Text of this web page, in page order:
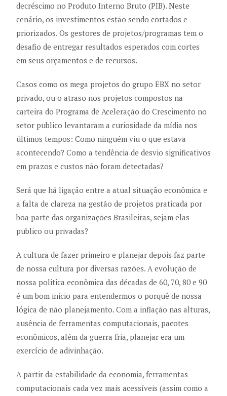
decréscimo no Produto Interno Bruto (PIB). Neste
cenário, os investimentos estão sendo cortados e
priorizados. Os gestores de projetos/programas tem o
desafio de entregar resultados esperados com cortes
em seus orçamentos e de recursos.
Casos como os mega projetos do grupo EBX no setor
privado, ou o atraso nos projetos compostos na
carteira do Programa de Aceleração do Crescimento no
setor publico levantaram a curiosidade da mídia nos
últimos tempos: Como ninguém viu o que estava
acontecendo? Como a tendência de desvio significativos
em prazos e custos não foram detectadas?
Será que há ligação entre a atual situação econômica e
a falta de clareza na gestão de projetos praticada por
boa parte das organizações Brasileiras, sejam elas
publico ou privadas?
A cultura de fazer primeiro e planejar depois faz parte
de nossa cultura por diversas razões. A evolução de
nossa politica econômica das décadas de 60, 70, 80 e 90
é um bom inicio para entendermos o porquê de nossa
lógica de não planejamento. Com a inflação nas alturas,
ausência de ferramentas computacionais, pacotes
econômicos, além da guerra fria, planejar era um
exercício de adivinhação.
A partir da estabilidade da economia, ferramentas
computacionais cada vez mais acessíveis (assim como a